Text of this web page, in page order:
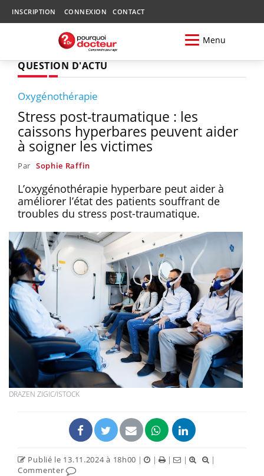
INSCRIPTION CONNEXION CONTACT
Menu
QUESTION D'ACTU
Oxygénothérapie
Stress post-traumatique : les
caissons hyperbares peuvent aider
à soigner les victimes
Par Sophie Raffin
L’oxygénothérapie hyperbare peut aider à
améliorer l’état des patients souffrant de
troubles du stress post-traumatique.
DRAZEN ZIGIC/ISTOCK
Publié le 13.11.2024 à 18h00 | | | |
|
Commenter